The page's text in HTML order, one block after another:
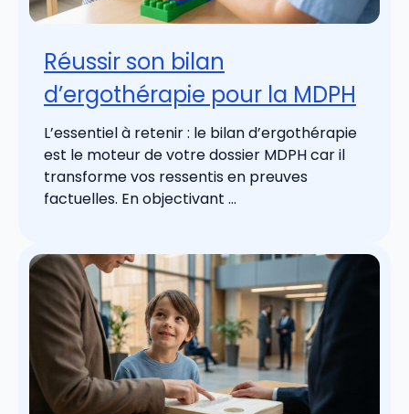
Réussir son bilan
d’ergothérapie pour la MDPH
L’essentiel à retenir : le bilan d’ergothérapie
est le moteur de votre dossier MDPH car il
transforme vos ressentis en preuves
factuelles. En objectivant ...